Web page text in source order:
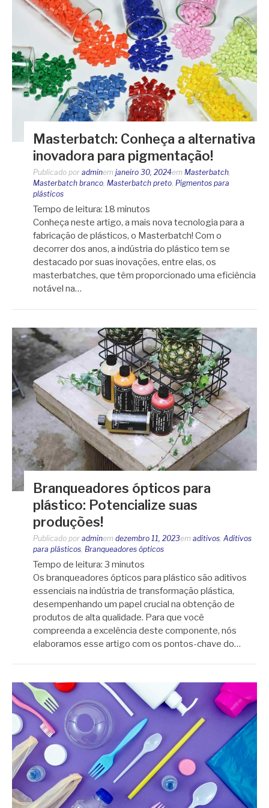
Masterbatch: Conheça a alternativa
inovadora para pigmentação!
Publicado por adminem janeiro 30, 2024em Masterbatch,
Masterbatch branco, Masterbatch preto, Pigmentos para
plásticos
Tempo de leitura: 18 minutos
Conheça neste artigo, a mais nova tecnologia para a
fabricação de plásticos, o Masterbatch! Com o
decorrer dos anos, a indústria do plástico tem se
destacado por suas inovações, entre elas, os
masterbatches, que têm proporcionado uma eficiência
notável na…
Branqueadores ópticos para
plástico: Potencialize suas
produções!
Publicado por adminem dezembro 11, 2023em aditivos Aditivos
para plásticos Branqueadores ópticos
Tempo de leitura: 3 minutos
Os branqueadores ópticos para plástico são aditivos
essenciais na indústria de transformação plástica,
desempenhando um papel crucial na obtenção de
produtos de alta qualidade. Para que você
compreenda a excelência deste componente, nós
elaboramos esse artigo com os pontos-chave do…